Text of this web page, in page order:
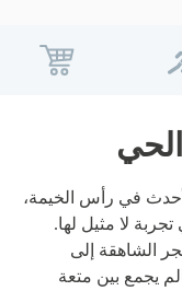
في رأس الخيمة،
لا مثيل لها.
الشاهقة إلى
يجمع بين متعة